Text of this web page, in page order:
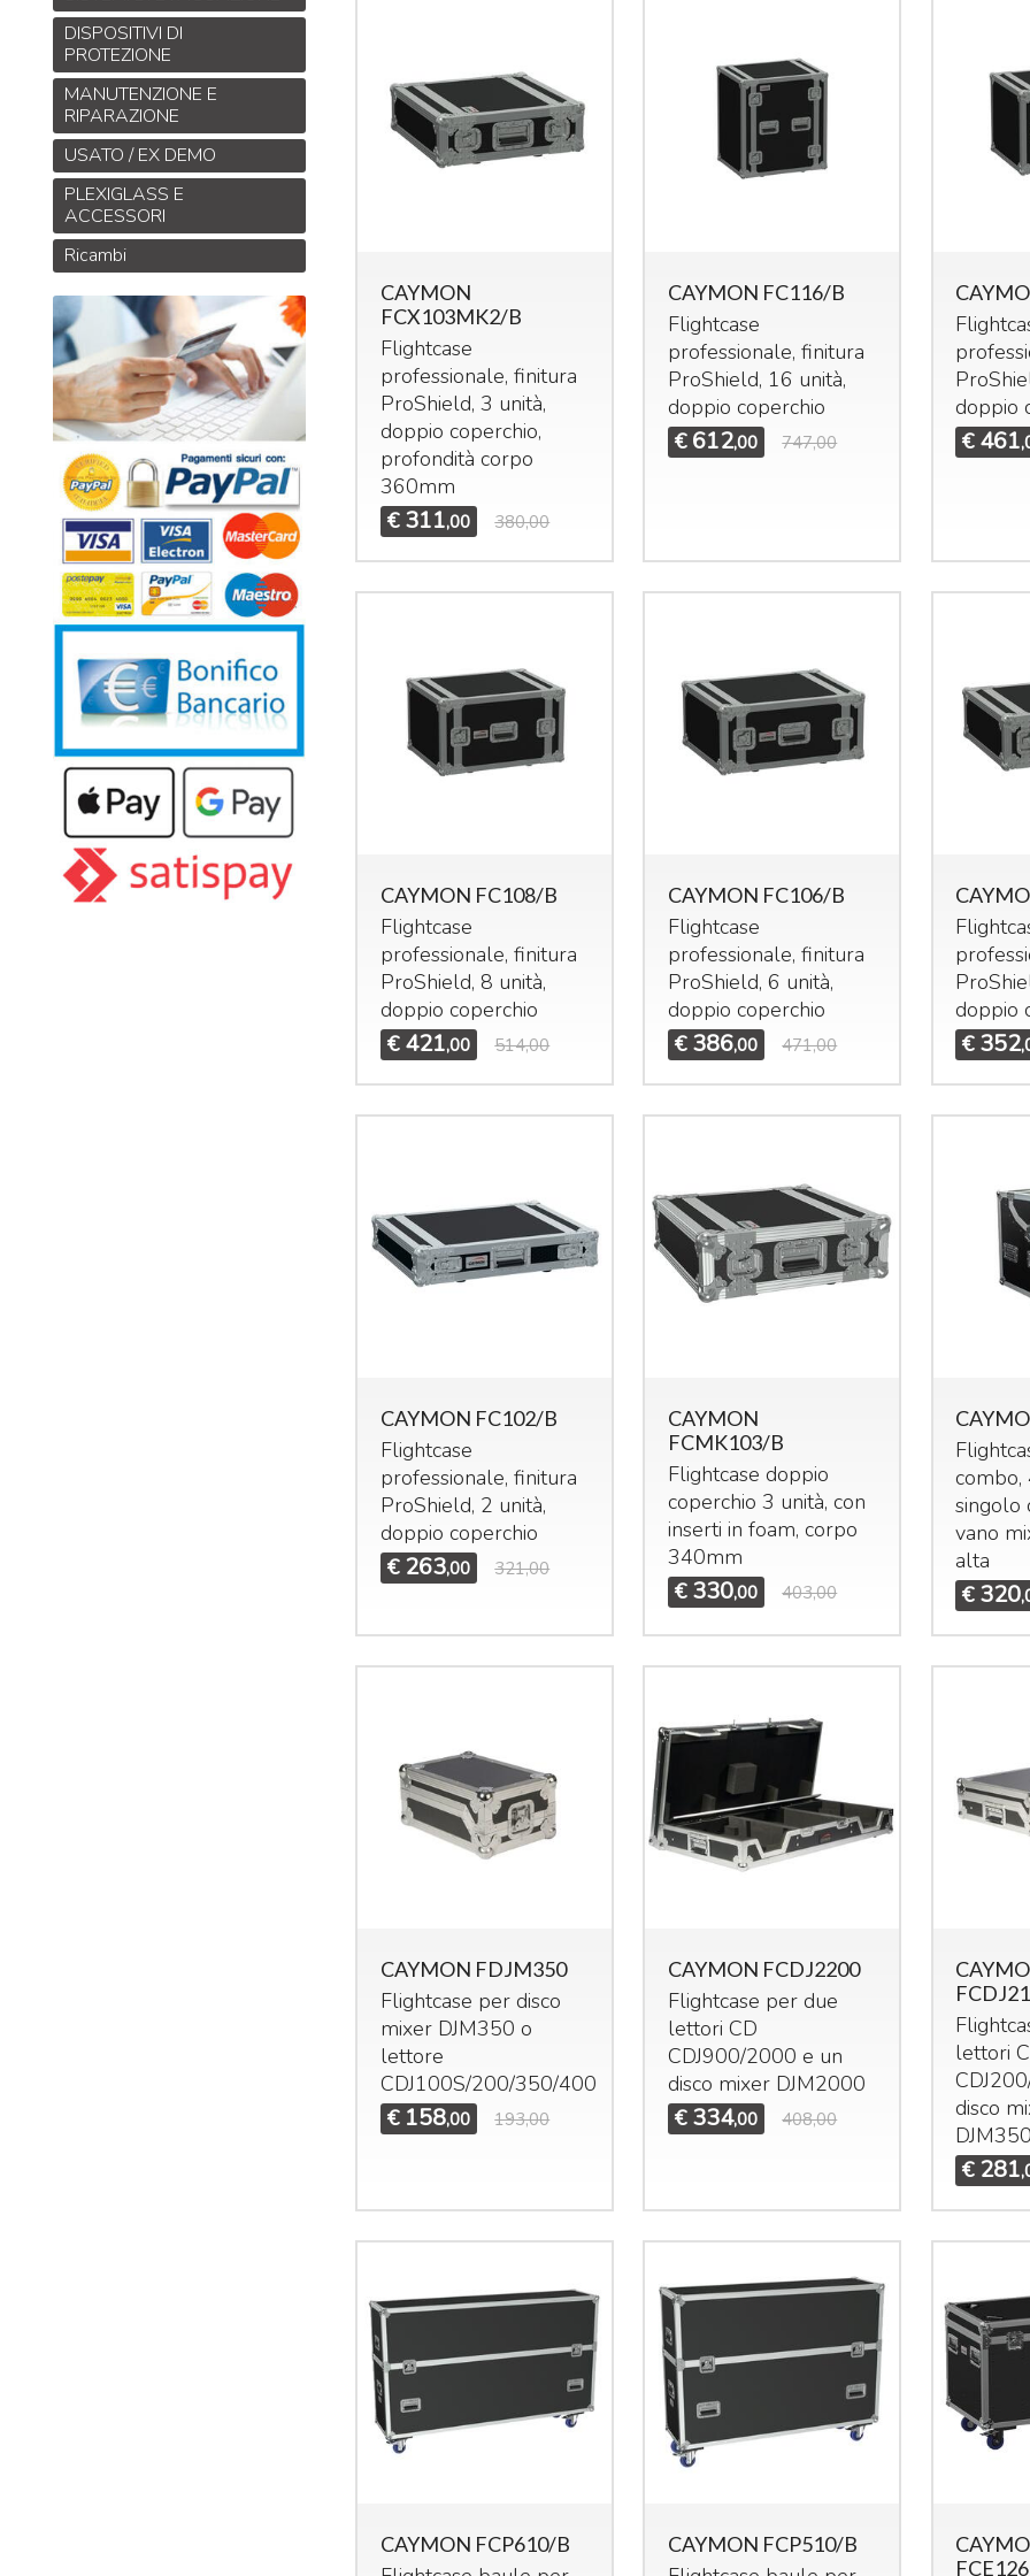
CAYMON
FCX103MK2/B
Flightcase
professionale, finitura
ProShield, 3 unità,
doppio coperchio,
profondità corpo
360mm
€ 311,00 380,00
CAYMON FC116/B
Flightcase
professionale, finitura
ProShield, 16 unità,
doppio coperchio
€ 612,00 747,00
doppio
€ 461
CAYMON FC108/B
Flightcase
professionale, finitura
ProShield, 8 unità,
doppio coperchio
€ 421,00 514,00
CAYMON FC106/B
Flightcase
professionale, finitura
ProShield, 6 unità,
doppio coperchio
€ 386,00 471,00
doppio
€ 352
CAYMON FC102/B
Flightcase
professionale, finitura
ProShield, 2 unità,
doppio coperchio
€ 263,00 321,00
CAYMON
FCMK103/B
Flightcase doppio
coperchio 3 unità, con
inserti in foam, corpo
340mm
€ 330,00 403,00
combo,
singolo
vano
alta
€ 320
CAYMON FDJM350
Flightcase per disco
mixer DJM350 o
lettore
CDJ100S/200/350/400
€ 158,00 193,00
CAYMON FCDJ2200
Flightcase per due
lettori CD
CDJ900/2000 e un
disco mixer DJM2000
€ 334,00 408,00
lettori
disco
€ 281
CAYMON FCP610/B CAYMON FCP510/B
DISPOSITIVI DI
PROTEZIONE
MANUTENZIONE E
RIPARAZIONE
USATO / EX DEMO
PLEXIGLASS E
ACCESSORI
Ricambi